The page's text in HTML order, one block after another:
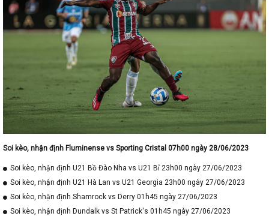
Soi kèo, nhận định Fluminense vs Sporting Cristal 07h00 ngày 28/06/2023
Soi kèo, nhận định U21 Bồ Đào Nha vs U21 Bỉ 23h00 ngày 27/06/2023
Soi kèo, nhận định U21 Hà Lan vs U21 Georgia 23h00 ngày 27/06/2023
Soi kèo, nhận định Shamrock vs Derry 01h45 ngày 27/06/2023
Soi kèo, nhận định Dundalk vs St Patrick's 01h45 ngày 27/06/2023